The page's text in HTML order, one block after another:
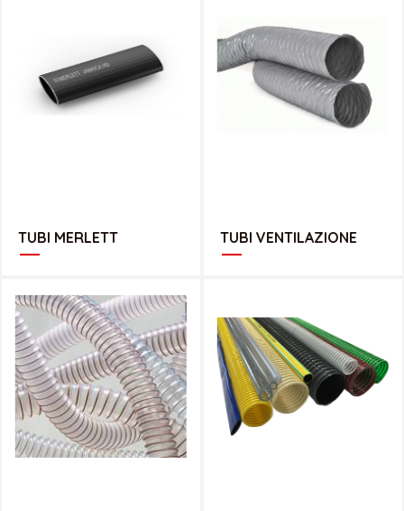
TUBI MERLETT TUBI VENTILAZIONE
CATALOGO INDUSTRIE PLASTICHE
LOMBARDE